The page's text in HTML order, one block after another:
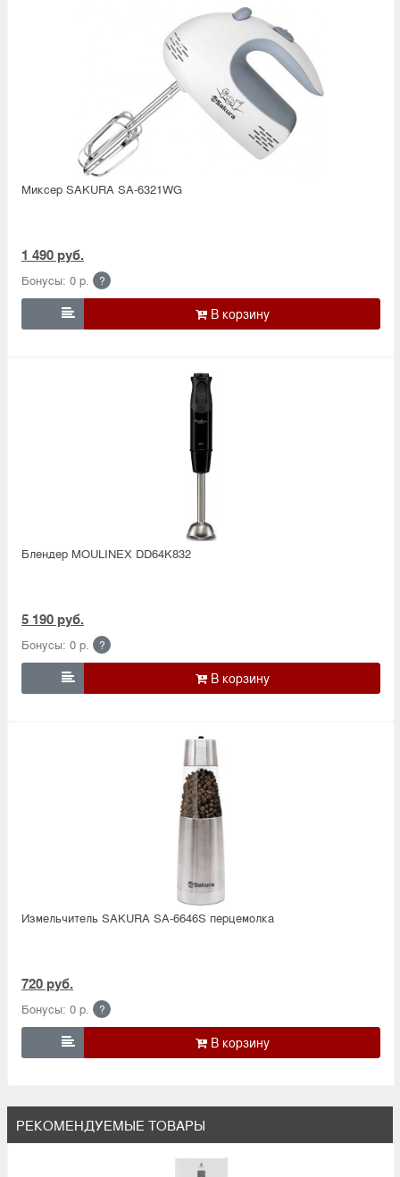
Миксер SAKURA SA-6321WG
1 490 руб.
Бонусы: 0 р. ?

Блендер MOULINEX DD64K832
5 190 руб.
Бонусы: 0 р. ?

Измельчитель SAKURA SA-6646S перцемолка
720 руб.
Бонусы: 0 р. ?

РЕКОМЕНДУЕМЫЕ ТОВАРЫ